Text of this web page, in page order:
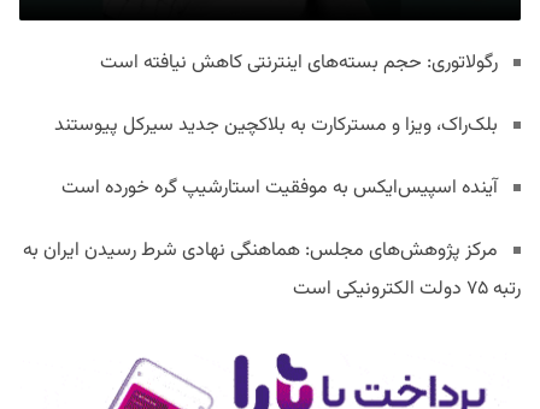
رگولاتوری: حجم بسته‌های اینترنتی کاهش نیافته است
بلک‌راک، ویزا و مسترکارت به بلاکچین جدید سیرکل پیوستند
آینده اسپیس‌ایکس به موفقیت استارشیپ گره خورده است
مرکز پژوهش‌های مجلس: هماهنگی نهادی شرط رسیدن ایران به
رتبه ۷۵ دولت الکترونیکی است